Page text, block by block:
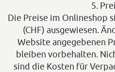
5.
Die Preise im Onlineshop
(CHF) ausgewiesen.
Website angegebenen
bleiben vorbehalten.
sind die Kosten für